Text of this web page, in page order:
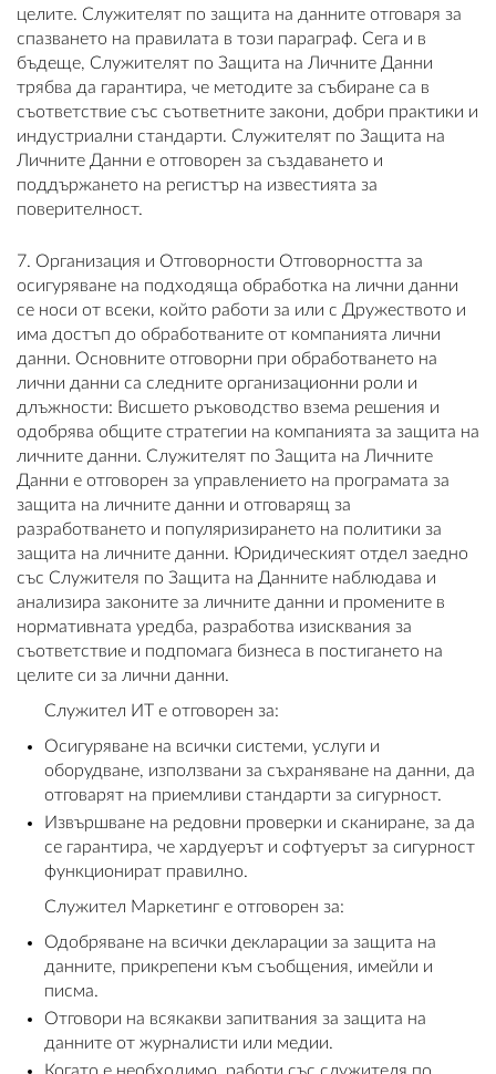
целите. Служителят по защита на данните отговаря за
спазването на правилата в този параграф. Сега и в
бъдеще, Служителят по Защита на Личните Данни
трябва да гарантира, че методите за събиране са в
съответствие със съответните закони, добри практики и
индустриални стандарти. Служителят по Защита на
Личните Данни е отговорен за създаването и
поддържането на регистър на известията за
поверителност.
7. Организация и Отговорности Отговорността за
осигуряване на подходяща обработка на лични данни
се носи от всеки, който работи за или с Дружеството и
има достъп до обработваните от компанията лични
данни. Основните отговорни при обработването на
лични данни са следните организационни роли и
длъжности: Висшето ръководство взема решения и
одобрява общите стратегии на компанията за защита на
личните данни. Служителят по Защита на Личните
Данни е отговорен за управлението на програмата за
защита на личните данни и отговарящ за
разработването и популяризирането на политики за
защита на личните данни. Юридическият отдел заедно
със Служителя по Защита на Данните наблюдава и
анализира законите за личните данни и промените в
нормативната уредба, разработва изисквания за
съответствие и подпомага бизнеса в постигането на
целите си за лични данни.
Служител ИТ е отговорен за:
Осигуряване на всички системи, услуги и
оборудване, използвани за съхраняване на данни, да
отговарят на приемливи стандарти за сигурност.
Извършване на редовни проверки и сканиране, за да
се гарантира, че хардуерът и софтуерът за сигурност
функционират правилно.
Служител Маркетинг е отговорен за:
Одобряване на всички декларации за защита на
данните, прикрепени към съобщения, имейли и
писма.
Отговори на всякакви запитвания за защита на
данните от журналисти или медии.